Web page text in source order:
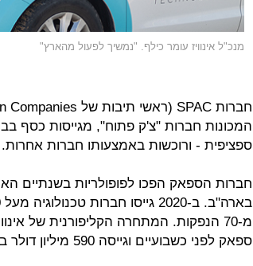
מנכ"ל אינוויז עומר כילף. "נמשיך לפעול מהארץ"
המכונות חברות "צ'ק פתוח", מגייסות כסף
ספציפית - ורוכשות באמצעותו חברות אחרות.
חברות הספאק הפכו לפופולריות בשנתיים
ספאק לפני כשבועיים וגייסה 590 מיליון דולר במהלך.